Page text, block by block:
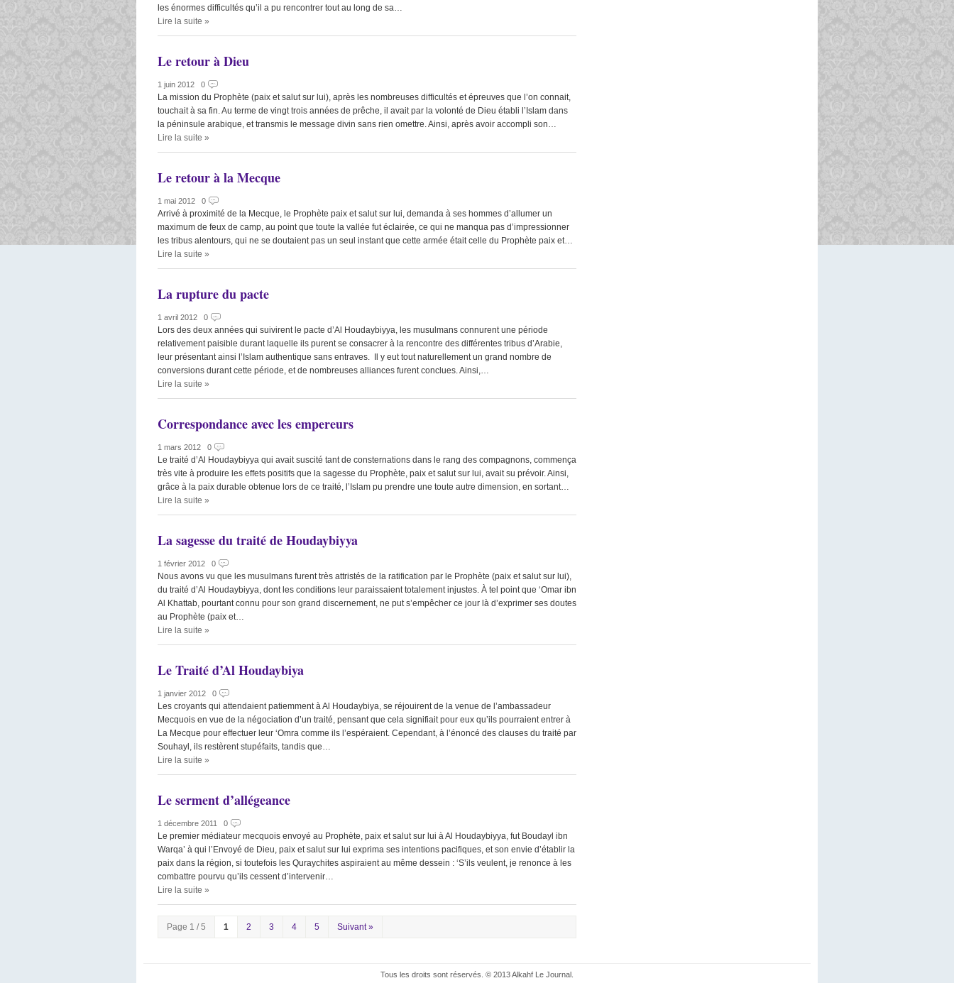
les énormes difficultés qu’il a pu rencontrer tout au long de sa…
Lire la suite »
Le retour à Dieu
1 juin 2012 0
La mission du Prophète (paix et salut sur lui), après les nombreuses difficultés et épreuves que l’on connait,
touchait à sa fin. Au terme de vingt trois années de prêche, il avait par la volonté de Dieu établi l’Islam dans
la péninsule arabique, et transmis le message divin sans rien omettre. Ainsi, après avoir accompli son…
Lire la suite »
Le retour à la Mecque
1 mai 2012 0
Arrivé à proximité de la Mecque, le Prophète paix et salut sur lui, demanda à ses hommes d’allumer un
maximum de feux de camp, au point que toute la vallée fut éclairée, ce qui ne manqua pas d’impressionner
les tribus alentours, qui ne se doutaient pas un seul instant que cette armée était celle du Prophète paix et…
Lire la suite »
La rupture du pacte
1 avril 2012 0
Lors des deux années qui suivirent le pacte d’Al Houdaybiyya, les musulmans connurent une période
relativement paisible durant laquelle ils purent se consacrer à la rencontre des différentes tribus d’Arabie,
leur présentant ainsi l’Islam authentique sans entraves. Il y eut tout naturellement un grand nombre de
conversions durant cette période, et de nombreuses alliances furent conclues. Ainsi,…
Lire la suite »
Correspondance avec les empereurs
1 mars 2012 0
Le traité d’Al Houdaybiyya qui avait suscité tant de consternations dans le rang des compagnons, commença
très vite à produire les effets positifs que la sagesse du Prophète, paix et salut sur lui, avait su prévoir. Ainsi,
grâce à la paix durable obtenue lors de ce traité, l’Islam pu prendre une toute autre dimension, en sortant…
Lire la suite »
La sagesse du traité de Houdaybiyya
1 février 2012 0
Nous avons vu que les musulmans furent très attristés de la ratification par le Prophète (paix et salut sur lui),
du traité d’Al Houdaybiyya, dont les conditions leur paraissaient totalement injustes. À tel point que ‘Omar ibn
Al Khattab, pourtant connu pour son grand discernement, ne put s’empêcher ce jour là d’exprimer ses doutes
au Prophète (paix et…
Lire la suite »
Le Traité d’Al Houdaybiya
1 janvier 2012 0
Les croyants qui attendaient patiemment à Al Houdaybiya, se réjouirent de la venue de l’ambassadeur
Mecquois en vue de la négociation d’un traité, pensant que cela signifiait pour eux qu’ils pourraient entrer à
La Mecque pour effectuer leur ‘Omra comme ils l’espéraient. Cependant, à l’énoncé des clauses du traité par
Souhayl, ils restèrent stupéfaits, tandis que…
Lire la suite »
Le serment d’allégeance
1 décembre 2011 0
Le premier médiateur mecquois envoyé au Prophète, paix et salut sur lui à Al Houdaybiyya, fut Boudayl ibn
Warqa’ à qui l’Envoyé de Dieu, paix et salut sur lui exprima ses intentions pacifiques, et son envie d’établir la
paix dans la région, si toutefois les Quraychites aspiraient au même dessein : ‘S’ils veulent, je renonce à les
combattre pourvu qu’ils cessent d’intervenir…
Lire la suite »
Page 1 / 5 1 2 3 4 5 Suivant »
Tous les droits sont réservés. © 2013 Alkahf Le Journal.